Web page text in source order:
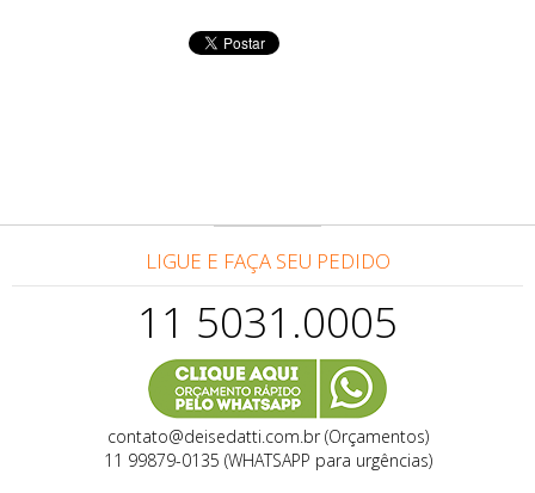
LIGUE E FAÇA SEU PEDIDO
11 5031.0005
contato@deisedatti.com.br (Orçamentos)
11 99879-0135 (WHATSAPP para urgências)